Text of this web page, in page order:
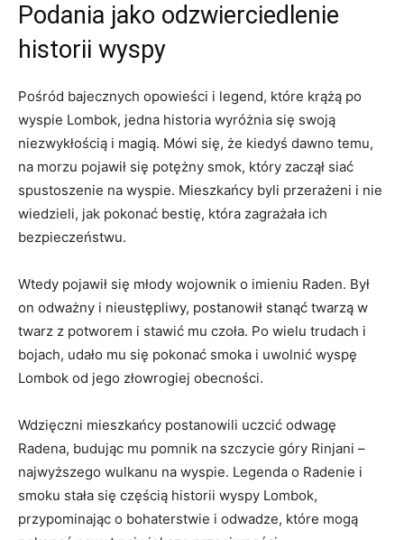
Podania jako odzwierciedlenie
historii wyspy
Pośród bajecznych‍ opowieści i​ legend,⁣ które ⁢krążą po
wyspie Lombok, jedna historia‌ wyróżnia się ‍swoją
niezwykłością i magią. Mówi się, ⁤że ‍kiedyś⁤ dawno temu,⁢
na⁤ morzu pojawił‌ się potężny smok, który ⁤zaczął siać
spustoszenie ⁤na wyspie. Mieszkańcy byli ⁤przerażeni i‌ nie
wiedzieli, jak pokonać bestię,⁣ która ‌zagrażała ich‍
bezpieczeństwu.
Wtedy pojawił się młody wojownik o ‍imieniu ⁣Raden.‌ Był
on odważny i nieustępliwy,⁤ postanowił stanąć ⁤twarzą w​
twarz z ‌potworem‍ i stawić mu czoła. Po wielu ⁢trudach i‌
bojach, udało ​mu się pokonać ⁣smoka ⁢i uwolnić wyspę
Lombok⁤ od jego ⁣złowrogiej obecności.
Wdzięczni mieszkańcy postanowili uczcić odwagę
Radena, budując mu pomnik na ​szczycie góry Rinjani –
najwyższego wulkanu na⁤ wyspie. Legenda o⁣ Radenie i
smoku stała ⁣się ‌częścią‍ historii wyspy Lombok,⁢
przypominając ‌o bohaterstwie ⁢i odwadze, które⁤ mogą